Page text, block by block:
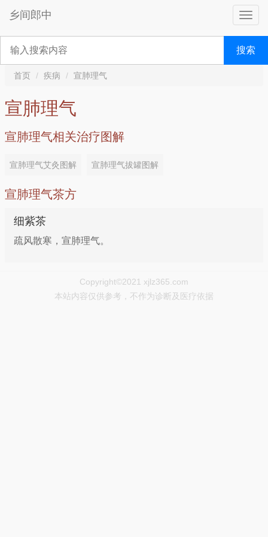
乡间郎中
搜索
首页 疾病 宣肺理气
宣肺理气
宣肺理气相关治疗图解
宣肺理气艾灸图解 宣肺理气拔罐图解
宣肺理气茶方
细紫茶
疏风散寒，宣肺理气。
Copyright©2021 xjlz365.com
本站内容仅供参考，不作为诊断及医疗依据